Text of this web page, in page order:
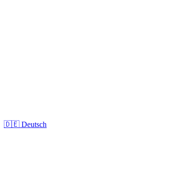
🇩🇪 Deutsch